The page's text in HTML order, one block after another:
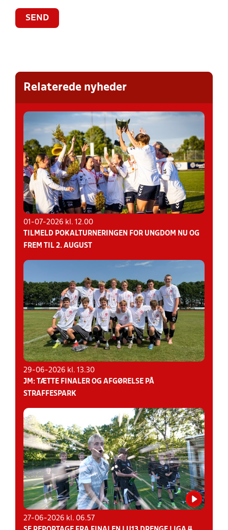
Relaterede nyheder
01-07-2026 kl. 12.00
TILMELD POKALTURNERINGEN FOR UNGDOM NU OG
FREM TIL 2. AUGUST
29-06-2026 kl. 13.30
JM: TÆTTE FINALER OG AFGØRELSE PÅ
STRAFFESPARK
27-06-2026 kl. 06.57